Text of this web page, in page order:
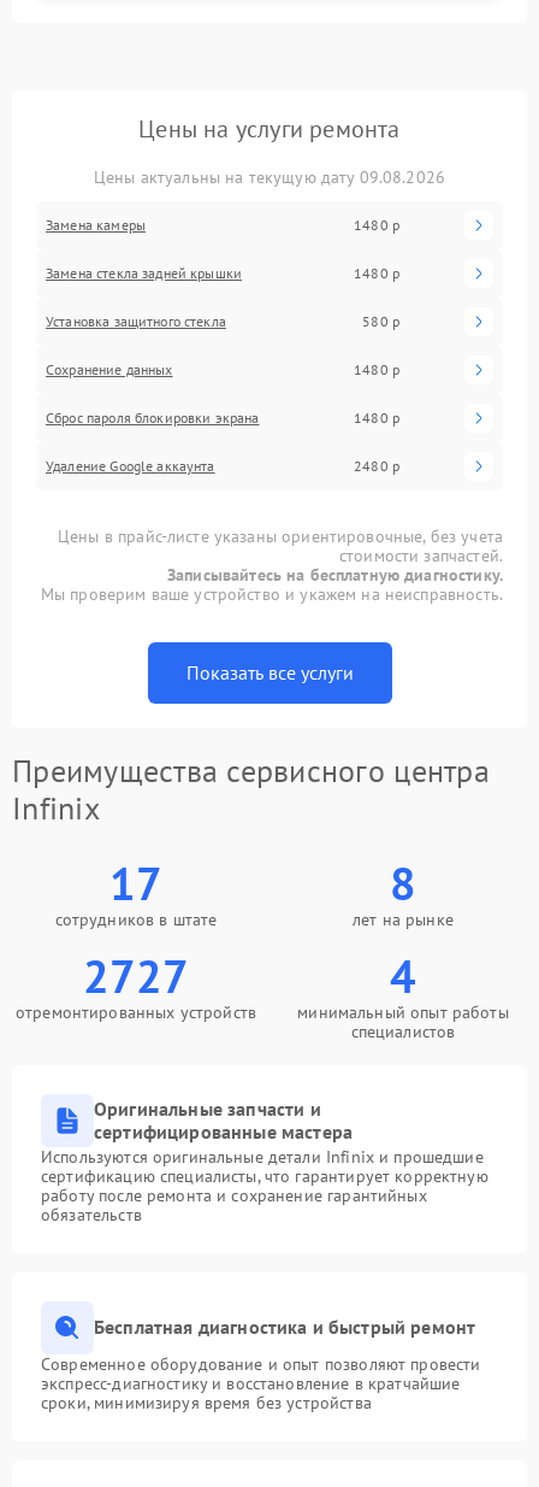
Цены на услуги ремонта
Цены актуальны на текущую дату 09.08.2026
Замена камеры 1480 р
Замена стекла задней крышки 1480 р
Установка защитного стекла 580 р
Сохранение данных 1480 р
Сброс пароля блокировки экрана 1480 р
Удаление Google аккаунта 2480 р
Цены в прайс-листе указаны ориентировочные, без учета
стоимости запчастей.
Записывайтесь на бесплатную диагностику.
Мы проверим ваше устройство и укажем на неисправность.
Показать все услуги
Преимущества сервисного центра
Infinix
17
сотрудников в штате
8
лет на рынке
2727
отремонтированных устройств
4
минимальный опыт работы
специалистов
Оригинальные запчасти и
сертифицированные мастера
Используются оригинальные детали Infinix и прошедшие
сертификацию специалисты, что гарантирует корректную
работу после ремонта и сохранение гарантийных
обязательств
Бесплатная диагностика и быстрый ремонт
Современное оборудование и опыт позволяют провести
экспресс-диагностику и восстановление в кратчайшие
сроки, минимизируя время без устройства